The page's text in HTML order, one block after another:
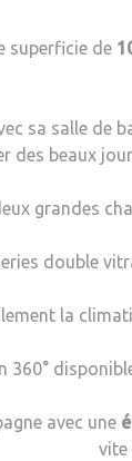
superficie de
sa salle de
beaux
grandes
double
la
avec une
vite